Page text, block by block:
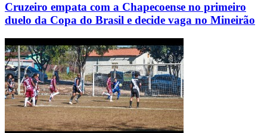
Cruzeiro empata com a Chapecoense no primeiro
duelo da Copa do Brasil e decide vaga no Mineirão